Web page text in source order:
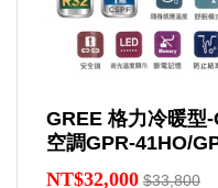
GREE 格力冷暖型
空調GPR-41HO/
NT$32,000 $33,800